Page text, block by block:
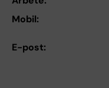
Mobil:
E-post: